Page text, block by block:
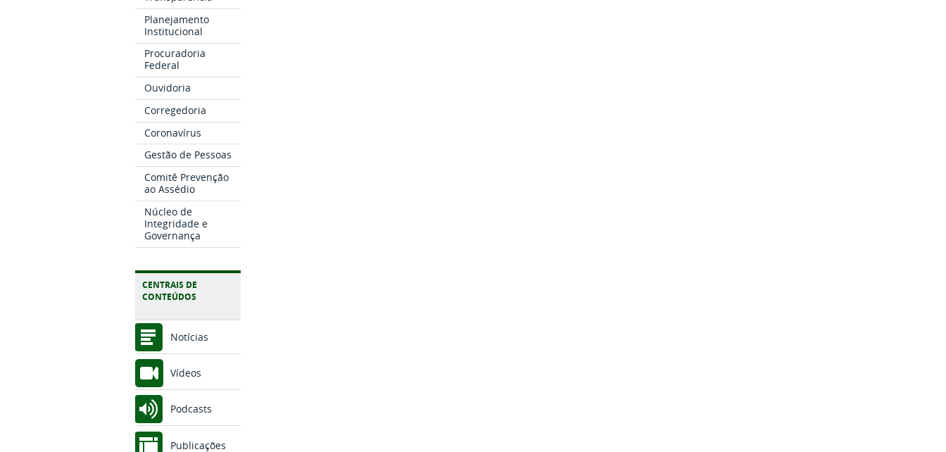
Planejamento
Institucional
Procuradoria
Federal
Ouvidoria
Corregedoria
Coronavírus
Gestão de Pessoas
Comitê Prevenção
ao Assédio
Núcleo de
Integridade e
Governança
CENTRAIS DE
CONTEÚDOS
Notícias
Vídeos
Podcasts
Publicações